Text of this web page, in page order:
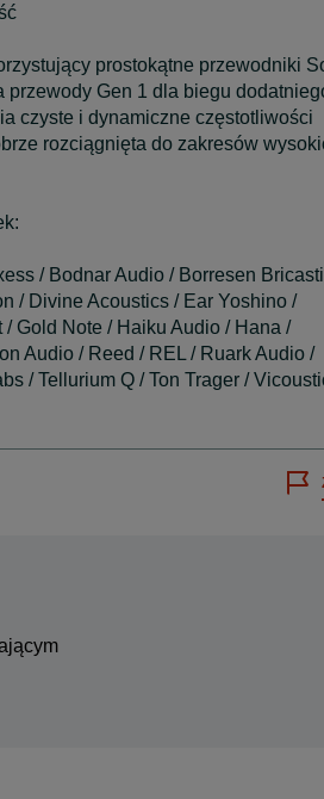
prostokątne przewodniki
Gen 1 dla biegu
czyste i dynamiczne częstotliwości
rozciągnięta do zakresów
/ Bodnar Audio / Borresen Bricasti
/ Divine Acoustics / Ear Yoshino /
Gold Note / Haiku Audio / Hana /
Audio / Reed / REL / Ruark Audio /
/ Tellurium Q / Ton Trager /